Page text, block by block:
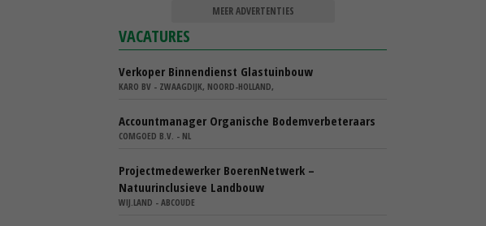
MEER ADVERTENTIES
VACATURES
Verkoper Binnendienst Glastuinbouw
KARO BV - ZWAAGDIJK, NOORD-HOLLAND,
Accountmanager Organische Bodemverbeteraars
COMGOED B.V. - NL
Projectmedewerker BoerenNetwerk –
Natuurinclusieve Landbouw
WIJ.LAND - ABCOUDE